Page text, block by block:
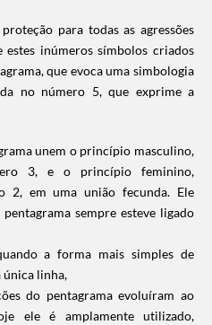
para todas as agressões
inúmeros símbolos criados
que evoca uma simbologia
no número 5, que exprime a
unem o princípio masculino,
3, e o princípio feminino,
2, em uma união fecunda. Ele
sempre esteve ligado
a forma mais simples de
única linha,
do pentagrama evoluíram ao
ele é amplamente utilizado,